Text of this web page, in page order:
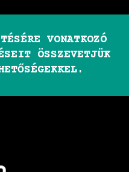
VONATKOZÓ
ÖSSZEVETJÜK